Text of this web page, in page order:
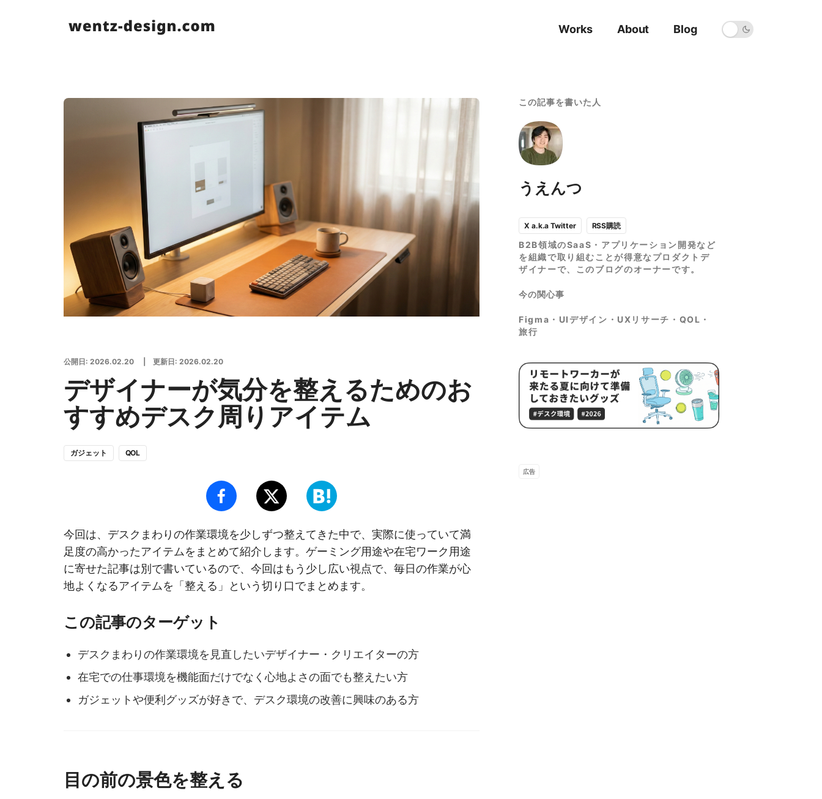
Works About Blog
公開日: 2026.02.20 | 更新日: 2026.02.20
デザイナーが気分を整えるためのお
すすめデスク周りアイテム
ガジェット QOL
今回は、デスクまわりの作業環境を少しずつ整えてきた中で、実際に使っていて満
足度の高かったアイテムをまとめて紹介します。ゲーミング用途や在宅ワーク用途
に寄せた記事は別で書いているので、今回はもう少し広い視点で、毎日の作業が心
地よくなるアイテムを「整える」という切り口でまとめます。
この記事のターゲット
デスクまわりの作業環境を見直したいデザイナー・クリエイターの方
在宅での仕事環境を機能面だけでなく心地よさの面でも整えたい方
ガジェットや便利グッズが好きで、デスク環境の改善に興味のある方
目の前の景色を整える
この記事を書いた人
うえんつ
X a.k.a Twitter RSS購読
B2B領域のSaaS・アプリケーション開発など
を組織で取り組むことが得意なプロダクトデ
ザイナーで、このブログのオーナーです。
今の関心事
Figma・UIデザイン・UXリサーチ・QOL・
旅行
広告